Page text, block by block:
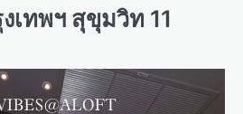
เทพฯ สุขุมวิท 11